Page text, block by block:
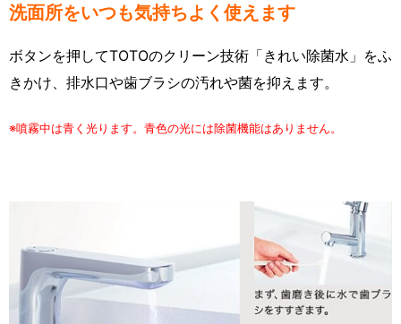
洗面所をいつも気持ちよく使えます
ボタンを押してTOTOのクリーン技術「きれい除菌水」をふ
きかけ、排水口や歯ブラシの汚れや菌を抑えます。
※噴霧中は青く光ります。青色の光には除菌機能はありません。